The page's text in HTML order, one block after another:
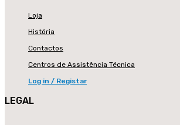
Loja
História
Contactos
Centros de Assistência Técnica
Log in / Registar
LEGAL